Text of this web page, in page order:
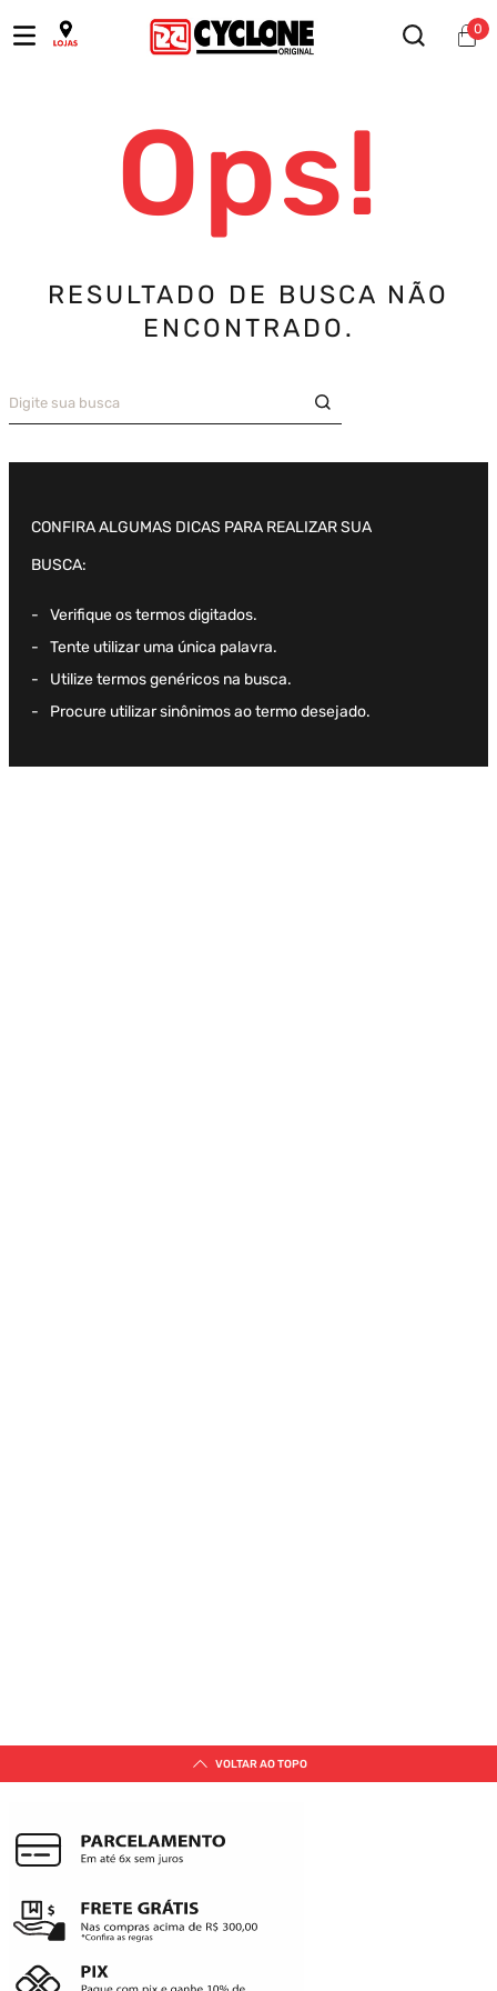
0
Ops!
RESULTADO DE BUSCA NÃO
ENCONTRADO.
CONFIRA ALGUMAS DICAS PARA REALIZAR SUA
BUSCA:
Verifique os termos digitados.
Tente utilizar uma única palavra.
Utilize termos genéricos na busca.
Procure utilizar sinônimos ao termo desejado.
VOLTAR AO TOPO